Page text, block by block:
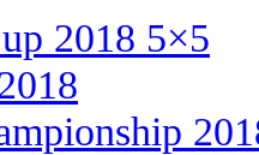
2018 5×5